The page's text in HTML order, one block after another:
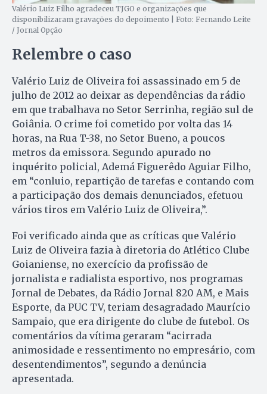
Valério Luiz Filho agradeceu TJGO e organizações que
disponibilizaram gravações do depoimento | Foto: Fernando Leite
/ Jornal Opção
Relembre o caso
Valério Luiz de Oliveira foi assassinado em 5 de
julho de 2012 ao deixar as dependências da rádio
em que trabalhava no Setor Serrinha, região sul de
Goiânia. O crime foi cometido por volta das 14
horas, na Rua T-38, no Setor Bueno, a poucos
metros da emissora. Segundo apurado no
inquérito policial, Ademá Figuerêdo Aguiar Filho,
em “conluio, repartição de tarefas e contando com
a participação dos demais denunciados, efetuou
vários tiros em Valério Luiz de Oliveira,”.
Foi verificado ainda que as críticas que Valério
Luiz de Oliveira fazia à diretoria do Atlético Clube
Goianiense, no exercício da profissão de
jornalista e radialista esportivo, nos programas
Jornal de Debates, da Rádio Jornal 820 AM, e Mais
Esporte, da PUC TV, teriam desagradado Maurício
Sampaio, que era dirigente do clube de futebol. Os
comentários da vítima geraram “acirrada
animosidade e ressentimento no empresário, com
desentendimentos”, segundo a denúncia
apresentada.